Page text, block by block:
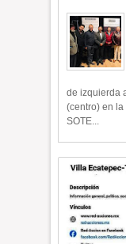
de izquierda
(centro) en
SOTE...